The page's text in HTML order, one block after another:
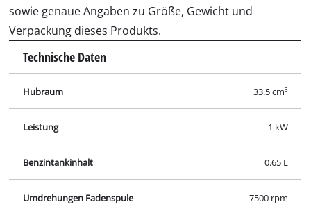
sowie genaue Angaben zu Größe, Gewicht und
Verpackung dieses Produkts.
Technische Daten
Hubraum 33.5 cm³
Leistung 1 kW
Benzintankinhalt 0.65 L
Umdrehungen Fadenspule 7500 rpm